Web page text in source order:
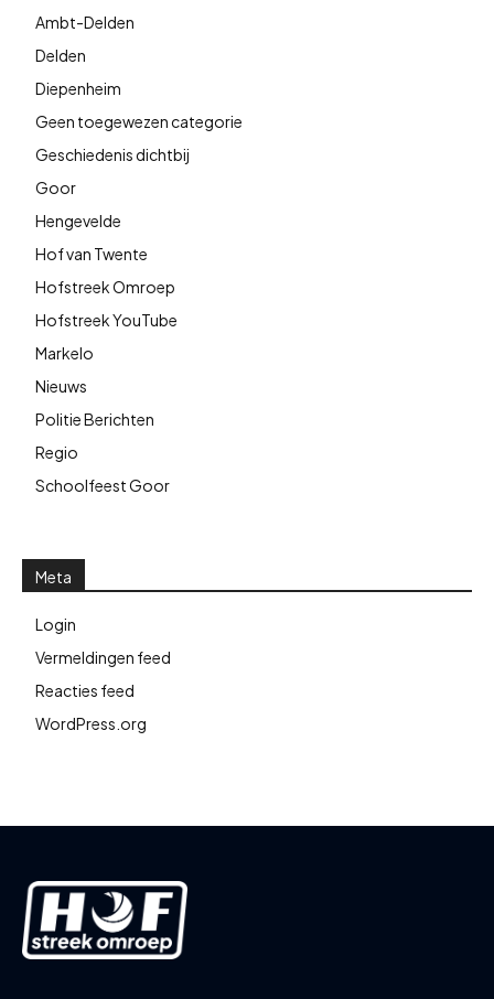
Ambt-Delden
Delden
Diepenheim
Geen toegewezen categorie
Geschiedenis dichtbij
Goor
Hengevelde
Hof van Twente
Hofstreek Omroep
Hofstreek YouTube
Markelo
Nieuws
Politie Berichten
Regio
Schoolfeest Goor
Meta
Login
Vermeldingen feed
Reacties feed
WordPress.org